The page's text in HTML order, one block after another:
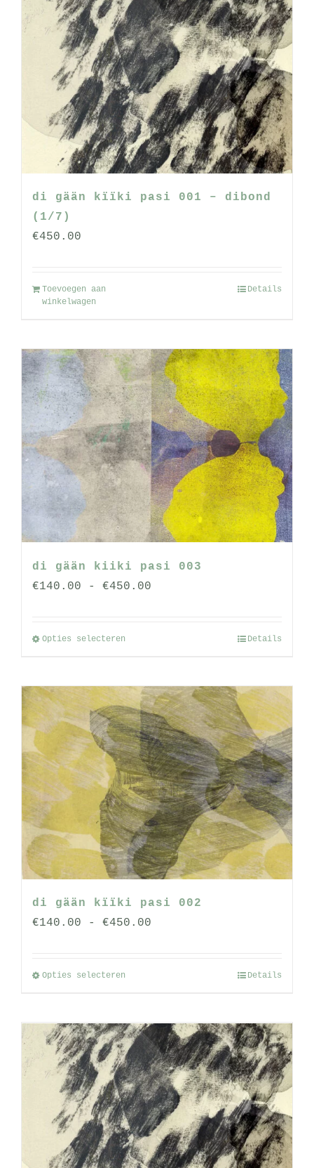
di gään kïïki pasi 001 – dibond
(1/7)
€450.00
Toevoegen aan
winkelwagen
Details
di gään kiiki pasi 003
€140.00 - €450.00
Opties selecteren
meerdere
variaties.
Deze
optie
kan
gekozen
worden
op
de
productpagina
Details
di gään kïïki pasi 002
€140.00 - €450.00
Opties selecteren
meerdere
variaties.
Deze
optie
kan
gekozen
worden
Details